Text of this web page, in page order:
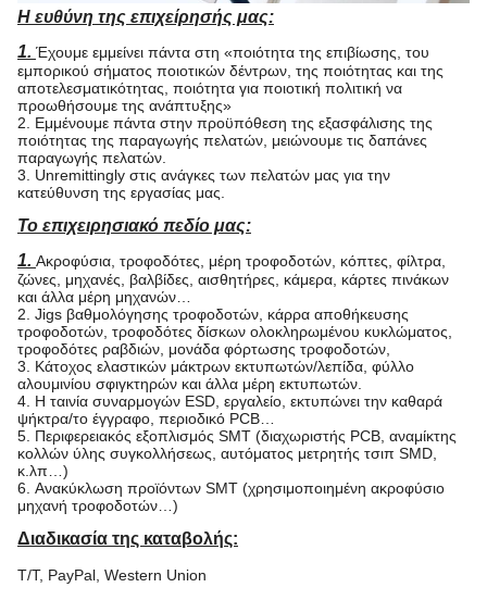
Η ευθύνη της επιχείρησής μας:
1. Έχουμε εμμείνει πάντα στη «ποιότητα της επιβίωσης, του
εμπορικού σήματος ποιοτικών δέντρων, της ποιότητας και της
αποτελεσματικότητας, ποιότητα για ποιοτική πολιτική να
προωθήσουμε της ανάπτυξης»
2. Εμμένουμε πάντα στην προϋπόθεση της εξασφάλισης της
ποιότητας της παραγωγής πελατών, μειώνουμε τις δαπάνες
παραγωγής πελατών.
3. Unremittingly στις ανάγκες των πελατών μας για την
κατεύθυνση της εργασίας μας.
Το επιχειρησιακό πεδίο μας:
1. Ακροφύσια, τροφοδότες, μέρη τροφοδοτών, κόπτες, φίλτρα,
ζώνες, μηχανές, βαλβίδες, αισθητήρες, κάμερα, κάρτες πινάκων
και άλλα μέρη μηχανών…
2. Jigs βαθμολόγησης τροφοδοτών, κάρρα αποθήκευσης
τροφοδοτών, τροφοδότες δίσκων ολοκληρωμένου κυκλώματος,
τροφοδότες ραβδιών, μονάδα φόρτωσης τροφοδοτών,
3. Κάτοχος ελαστικών μάκτρων εκτυπωτών/λεπίδα, φύλλο
αλουμινίου σφιγκτηρών και άλλα μέρη εκτυπωτών.
4. Η ταινία συναρμογών ESD, εργαλείο, εκτυπώνει την καθαρά
ψήκτρα/το έγγραφο, περιοδικό PCB…
5. Περιφερειακός εξοπλισμός SMT (διαχωριστής PCB, αναμίκτης
κολλών ύλης συγκολλήσεως, αυτόματος μετρητής τσιπ SMD,
κ.λπ…)
6. Ανακύκλωση προϊόντων SMT (χρησιμοποιημένη ακροφύσιο
μηχανή τροφοδοτών…)
Διαδικασία της καταβολής:
T/T, PayPal, Western Union